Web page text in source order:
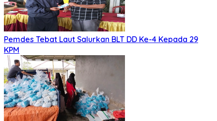
Pemdes Tebat Laut Salurkan BLT DD Ke-4 Kepada 29
KPM